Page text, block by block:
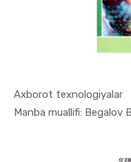
Axborot texnologiyalar
Manba muallifi: Begalov